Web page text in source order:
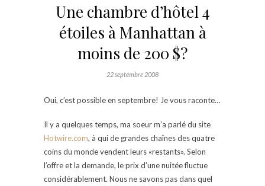
Une chambre d’hôtel 4
étoiles à Manhattan à
moins de 200 $?
22 septembre 2008
Oui, c’est possible en septembre! Je vous raconte…
Il y a quelques temps, ma soeur m’a parlé du site
Hotwire.com, à qui de grandes chaînes des quatre
coins du monde vendent leurs «restants». Selon
l’offre et la demande, le prix d’une nuitée fluctue
considérablement. Nous ne savons pas dans quel